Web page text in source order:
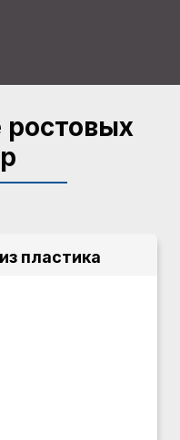
ростовых
пластика